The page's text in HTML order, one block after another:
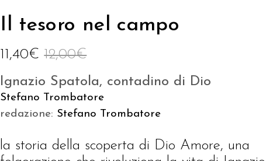
Il tesoro nel campo
12,00€
11,40€
Ignazio Spatola, contadino di Dio
Stefano Trombatore
redazione: Stefano Trombatore
la storia della scoperta di Dio Amore, una